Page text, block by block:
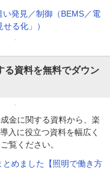
い発見／制御（BEMS／電
る化」）
る資料を無料でダウン
金に関する資料から、楽
入に役立つ資料を幅広く
覧ください。
とめました【照明で働き方